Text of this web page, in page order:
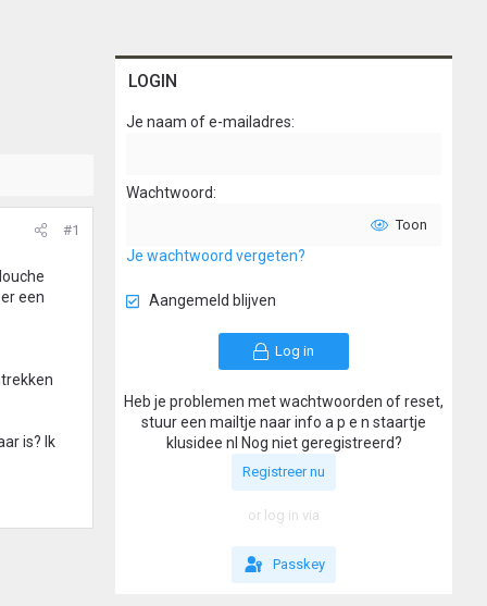
#1
een
is? Ik
LOGIN
Je naam of e-mailadres
Wachtwoord
Toon
Je wachtwoord vergeten?
Aangemeld blijven
Log in
Heb je problemen met wachtwoorden of reset,
stuur een mailtje naar info a p e n staartje
klusidee nl Nog niet geregistreerd?
Registreer nu
or log in via
Passkey